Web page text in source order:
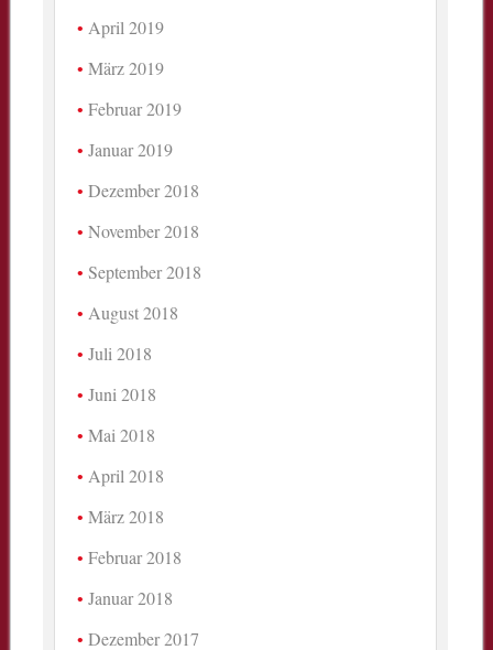
April 2019
März 2019
Februar 2019
Januar 2019
Dezember 2018
November 2018
September 2018
August 2018
Juli 2018
Juni 2018
Mai 2018
April 2018
März 2018
Februar 2018
Januar 2018
Dezember 2017